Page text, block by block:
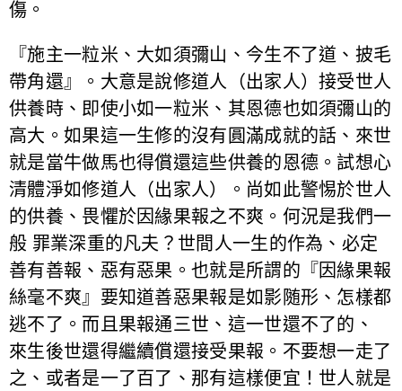
傷。
『施主一粒米、大如須彌山、今生不了道、披毛
帶角還』。大意是說修道人（出家人）接受世人
供養時、即使小如一粒米、其恩德也如須彌山的
高大。如果這一生修的沒有圓滿成就的話、來世
就是當牛做馬也得償還這些供養的恩德。試想心
清體淨如修道人（出家人）。尚如此警惕於世人
的供養、畏懼於因緣果報之不爽。何況是我們一
般 罪業深重的凡夫？世間人一生的作為、必定
善有善報、惡有惡果。也就是所謂的『因緣果報
絲毫不爽』要知道善惡果報是如影随形、怎樣都
逃不了。而且果報通三世、這一世還不了的、
來生後世還得繼續償還接受果報。不要想一走了
之、或者是一了百了、那有這樣便宜！世人就是